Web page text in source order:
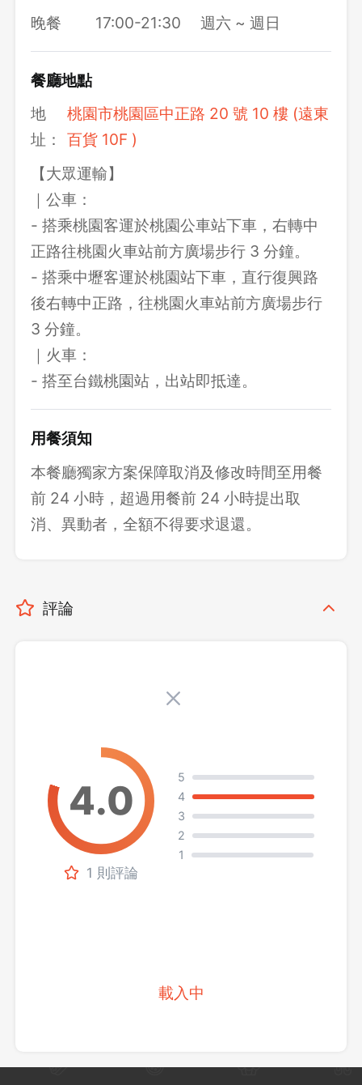
晚餐
17:00-21:30 週六 ~ 週日
餐廳地點
地
址：
桃園市桃園區中正路 20 號 10 樓 (遠東
百貨 10F )
【大眾運輸】
｜公車：
- 搭乘桃園客運於桃園公車站下車，右轉中
正路往桃園火車站前方廣場步行 3 分鐘。
- 搭乘中壢客運於桃園站下車，直行復興路
後右轉中正路，往桃園火車站前方廣場步行
3 分鐘。
｜火車：
- 搭至台鐵桃園站，出站即抵達。
用餐須知
本餐廳獨家方案保障取消及修改時間至用餐
前 24 小時，超過用餐前 24 小時提出取
消、異動者，全額不得要求退還。
評論
1 則評論
5
4
3
2
1
載入中